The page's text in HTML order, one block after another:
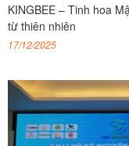
KINGBEE – Tinh hoa
từ thiên nhiên
17/12/2025